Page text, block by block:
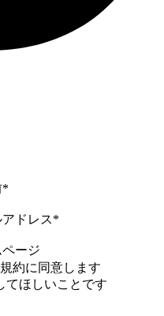
*
アドレス*
ージ
約に同意します
てほしいことです